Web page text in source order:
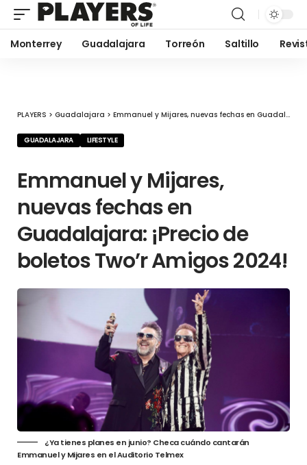
Monterrey Guadalajara Torreón Saltillo
PLAYERS > Guadalajara > Emmanuel y Mijares, nuevas fechas en Guadalajara: ¡Precio de boletos Two’r Amigos 2024!
GUADALAJARA LIFESTYLE
Emmanuel y Mijares,
nuevas fechas en
Guadalajara: ¡Precio de
boletos Two’r Amigos 2024!
¿Ya tienes planes en junio? Checa cuándo cantarán
Emmanuel y Mijares en el Auditorio Telmex